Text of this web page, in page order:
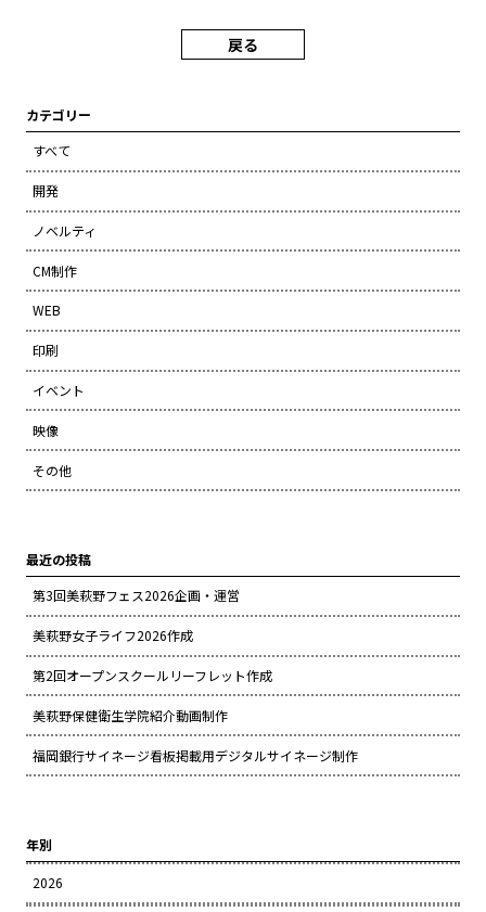
戻る
カテゴリー
すべて
開発
ノベルティ
CM制作
WEB
印刷
イベント
映像
その他
最近の投稿
第3回美萩野フェス2026企画・運営
美萩野女子ライフ2026作成
第2回オープンスクールリーフレット作成
美萩野保健衛生学院紹介動画制作
福岡銀行サイネージ看板掲載用デジタルサイネージ制作
年別
2026